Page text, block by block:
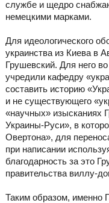
службе и щедро
немецкими марками.
Для идеологического
украинства из Киева в
Грушевский. Для него
учредили кафедру
составить историю
и не существующего
«научных» изысканиях
Украины-Руси», в
Овертона», для
при написании
благодарность за это
правительства виллу-
Таким образом, именно